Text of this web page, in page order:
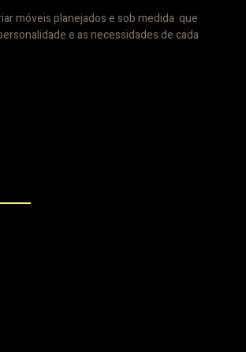
móveis planejados e sob medida que
e as necessidades de cada